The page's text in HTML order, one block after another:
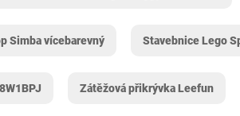
Simba vícebarevný Stavebnice Lego
Zátěžová přikrývka Leefun